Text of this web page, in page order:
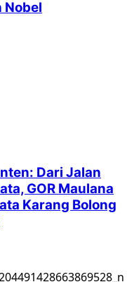
Nobel
Dari Jalan
GOR Maulana
Karang Bolong